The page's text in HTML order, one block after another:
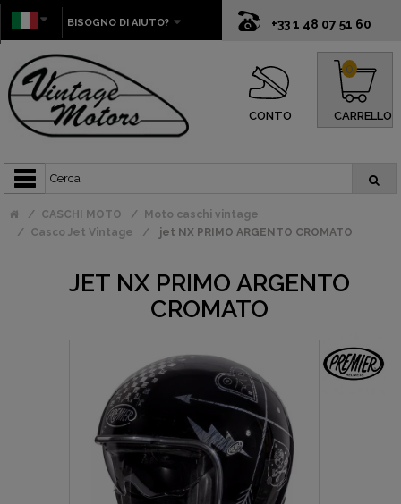
+33 1 48 07 51 60
BISOGNO DI AIUTO?
CONTO CARRELLO
0
CASCHI MOTO
Moto caschi vintage
Casco Jet Vintage
jet NX PRIMO ARGENTO CROMATO
JET NX PRIMO ARGENTO
CROMATO